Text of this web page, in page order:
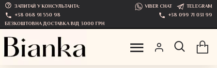
ЗАПИТАЙ У КОНСУЛЬТАНТА: VIBER CHAT
TELEGRAM
+38 068 91 550 98
+38 099 71 031 99
БЕЗКОШТОВНА ДОСТАВКА ВІД 3000 ГРН